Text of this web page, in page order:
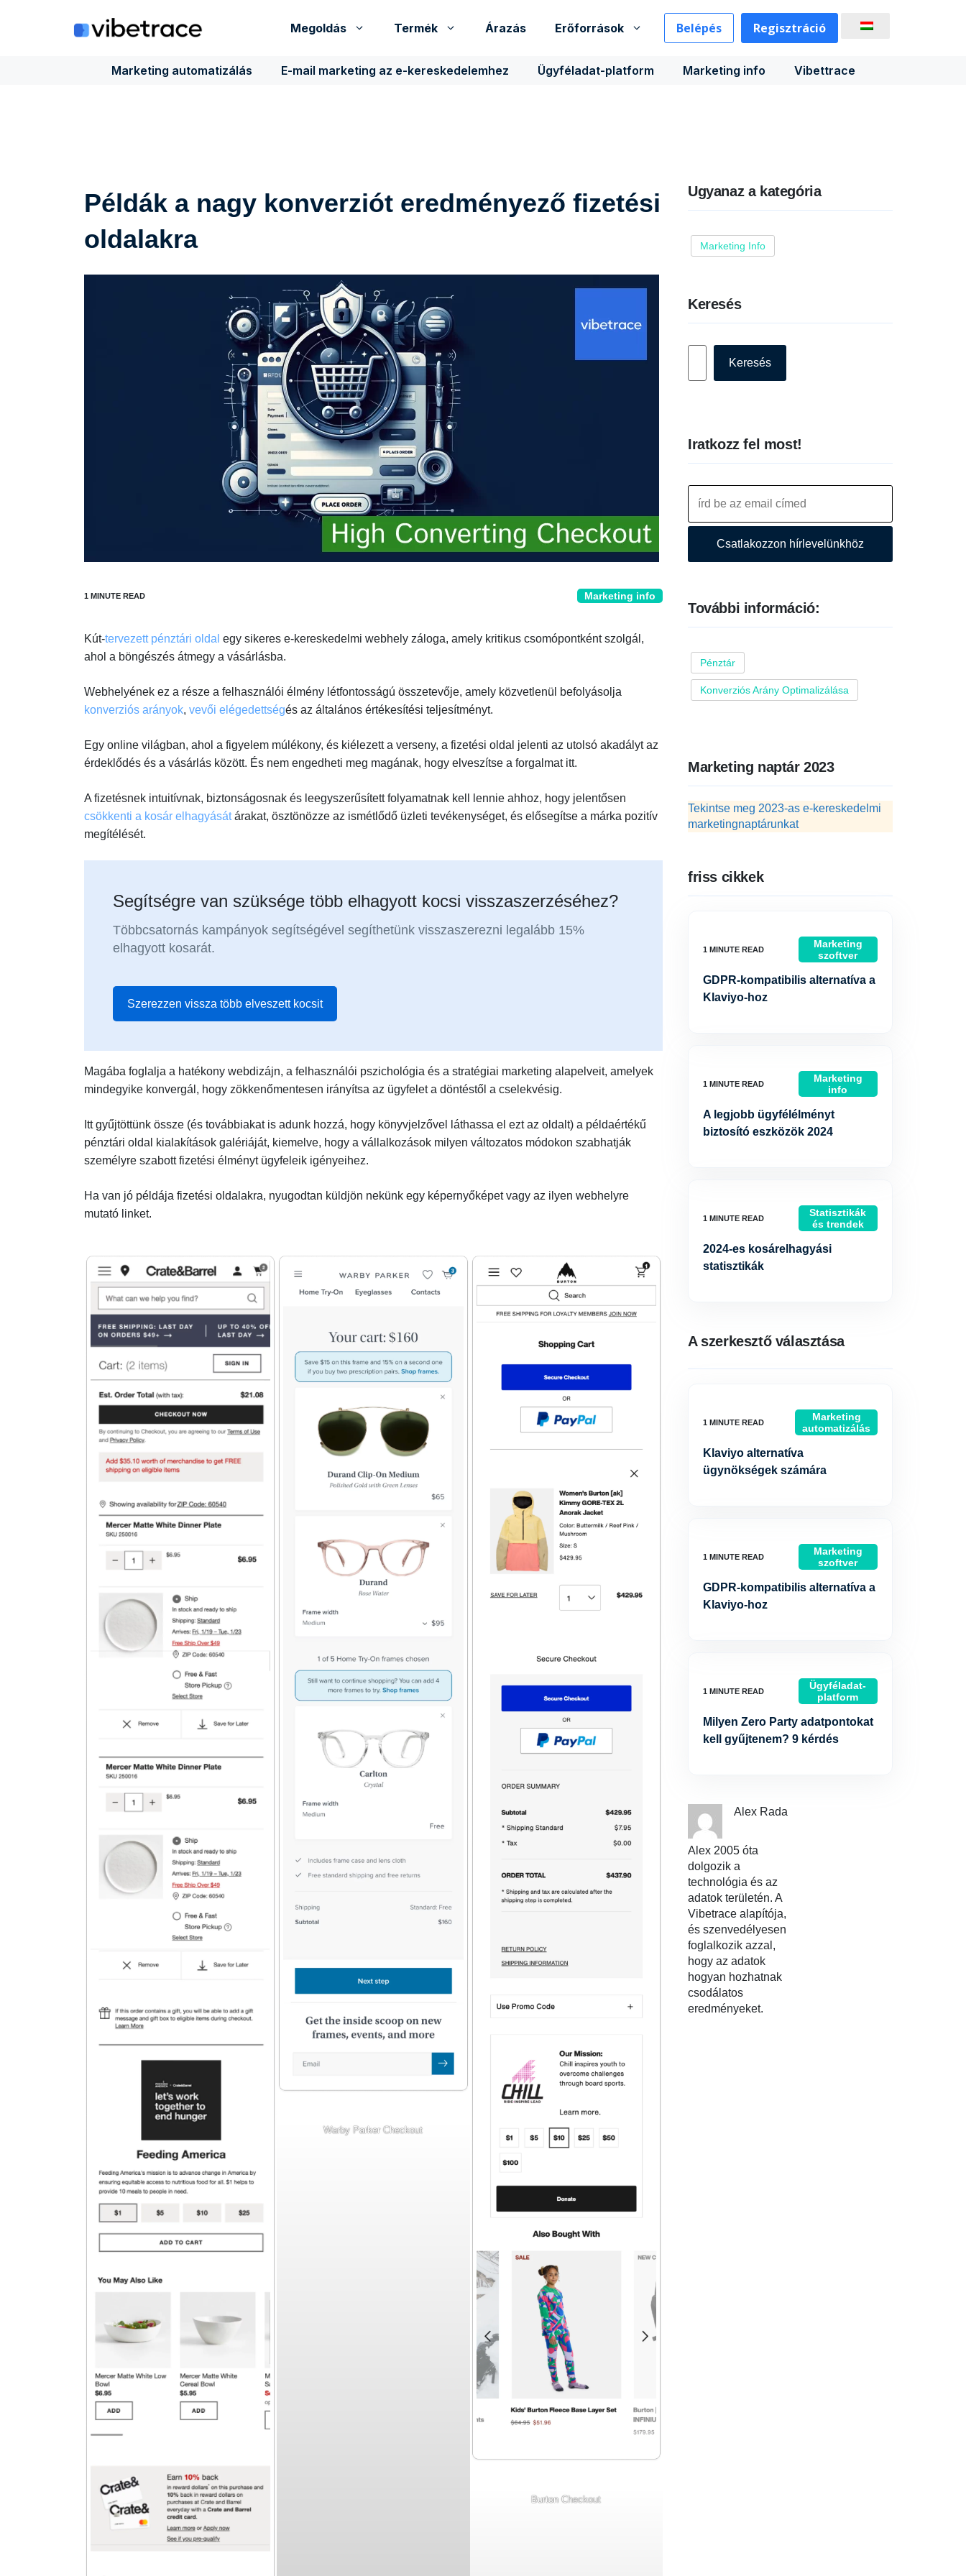
Megoldás Termék Árazás Erőforrások Belépés Regisztráció
Marketing automatizálás E-mail marketing az e-kereskedelemhez Ügyféladat-platform Marketing info Vibettrace
Példák a nagy konverziót eredményező fizetési
oldalakra
Marketing info
Kút-tervezett pénztári oldal egy sikeres e-kereskedelmi webhely záloga, amely kritikus csomópontként szolgál,
ahol a böngészés átmegy a vásárlásba.
Webhelyének ez a része a felhasználói élmény létfontosságú összetevője, amely közvetlenül befolyásolja
konverziós arányok, vevői elégedettségés az általános értékesítési teljesítményt.
Egy online világban, ahol a figyelem múlékony, és kiélezett a verseny, a fizetési oldal jelenti az utolsó akadályt az
érdeklődés és a vásárlás között. És nem engedheti meg magának, hogy elveszítse a forgalmat itt.
A fizetésnek intuitívnak, biztonságosnak és leegyszerűsített folyamatnak kell lennie ahhoz, hogy jelentősen
csökkenti a kosár elhagyásátárakat, ösztönözze az ismétlődő üzleti tevékenységet, és elősegítse a márka pozitív
megítélését.
Segítségre van szüksége több elhagyott kocsi visszaszerzéséhez?
Többcsatornás kampányok segítségével segíthetünk visszaszerezni legalább 15%
elhagyott kosarát.
Szerezzen vissza több elveszett kocsit
Magába foglalja a hatékony webdizájn, a felhasználói pszichológia és a stratégiai marketing alapelveit, amelyek
mindegyike konvergál, hogy zökkenőmentesen irányítsa az ügyfelet a döntéstől a cselekvésig.
Itt gyűjtöttünk össze (és továbbiakat is adunk hozzá, hogy könyvjelzővel láthassa el ezt az oldalt) a példaértékű
pénztári oldal kialakítások galériáját, kiemelve, hogy a vállalkozások milyen változatos módokon szabhatják
személyre szabott fizetési élményt ügyfeleik igényeihez.
Ha van jó példája fizetési oldalakra, nyugodtan küldjön nekünk egy képernyőképet vagy az ilyen webhelyre
mutató linket.
Warby Parker Checkout
Burton Checkout
Ugyanaz a kategória
Marketing Info
Keresés
Keresés
Iratkozz fel most!
Csatlakozzon hírlevelünkhöz
További információ:
Pénztár
Konverziós Arány Optimalizálása
Marketing naptár 2023
Tekintse meg 2023-as e-kereskedelmi
marketingnaptárunkat
friss cikkek
Marketing
szoftver
GDPR-kompatibilis alternatíva a
Klaviyo-hoz
Marketing
info
A legjobb ügyfélélményt
biztosító eszközök 2024
Statisztikák
és trendek
2024-es kosárelhagyási
statisztikák
A szerkesztő választása
Marketing
automatizálás
Klaviyo alternatíva
ügynökségek számára
Marketing
szoftver
GDPR-kompatibilis alternatíva a
Klaviyo-hoz
Ügyféladat-
platform
Milyen Zero Party adatpontokat
kell gyűjtenem? 9 kérdés
Alex Rada
Alex 2005 óta
dolgozik a
technológia és az
adatok területén. A
Vibetrace alapítója,
és szenvedélyesen
foglalkozik azzal,
hogy az adatok
hogyan hozhatnak
csodálatos
eredményeket.